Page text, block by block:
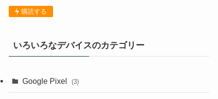
購読する
いろいろなデバイスのカテゴリー
Google Pixel (3)